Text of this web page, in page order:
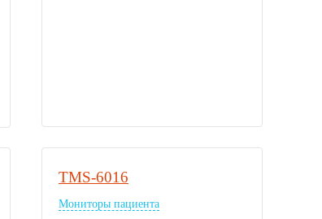
TMS-6016
Мониторы пациента